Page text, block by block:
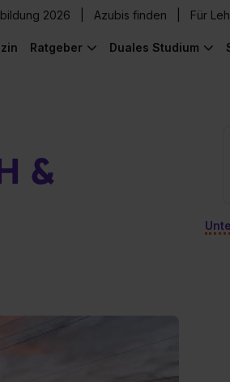
2026 Azubis finden Für
Ratgeber Duales Studium
&